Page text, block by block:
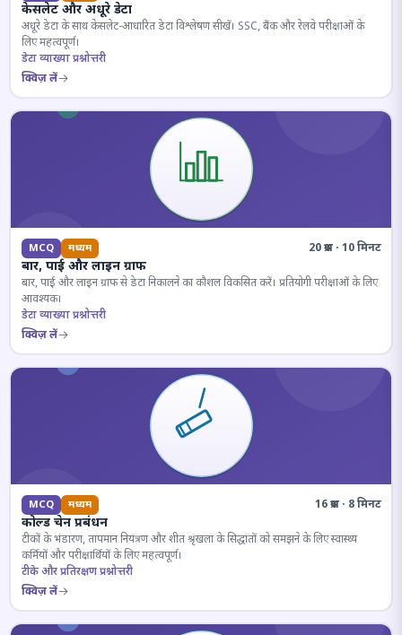
केसलेट और अधूरे डेटा
अधूरे डेटा के साथ केसलेट-आधारित डेटा विश्लेषण सीखें। SSC, बैंक और रेलवे परीक्षाओं के
लिए महत्वपूर्ण।
डेटा व्याख्या प्रश्नोत्तरी
क्विज़ लें
MCQ मध्यम 20 प्रश्न · 10 मिनट
बार, पाई और लाइन ग्राफ
बार, पाई और लाइन ग्राफ से डेटा निकालने का कौशल विकसित करें। प्रतियोगी परीक्षाओं के लिए
आवश्यक।
डेटा व्याख्या प्रश्नोत्तरी
क्विज़ लें
MCQ मध्यम 16 प्रश्न · 8 मिनट
कोल्ड चेन प्रबंधन
टीकों के भंडारण, तापमान नियंत्रण और शीत श्रृंखला के सिद्धांतों को समझने के लिए स्वास्थ्य
कर्मियों और परीक्षार्थियों के लिए महत्वपूर्ण।
टीके और प्रतिरक्षण प्रश्नोत्तरी
क्विज़ लें